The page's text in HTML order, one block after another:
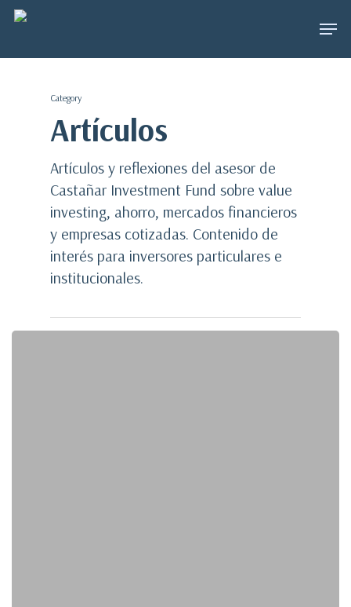
Skip
Menu
Category
Artículos
Artículos y reflexiones del asesor de
Castañar Investment Fund sobre value
investing, ahorro, mercados financieros
y empresas cotizadas. Contenido de
interés para inversores particulares e
institucionales.